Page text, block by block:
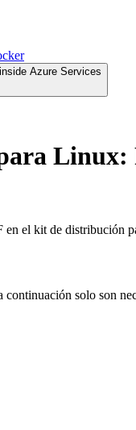
Azure Services
Linux:
el kit de distribución
continuación solo son